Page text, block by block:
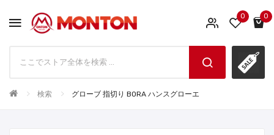
0 0
検索 グローブ 指切り BORA ハンスグローエ